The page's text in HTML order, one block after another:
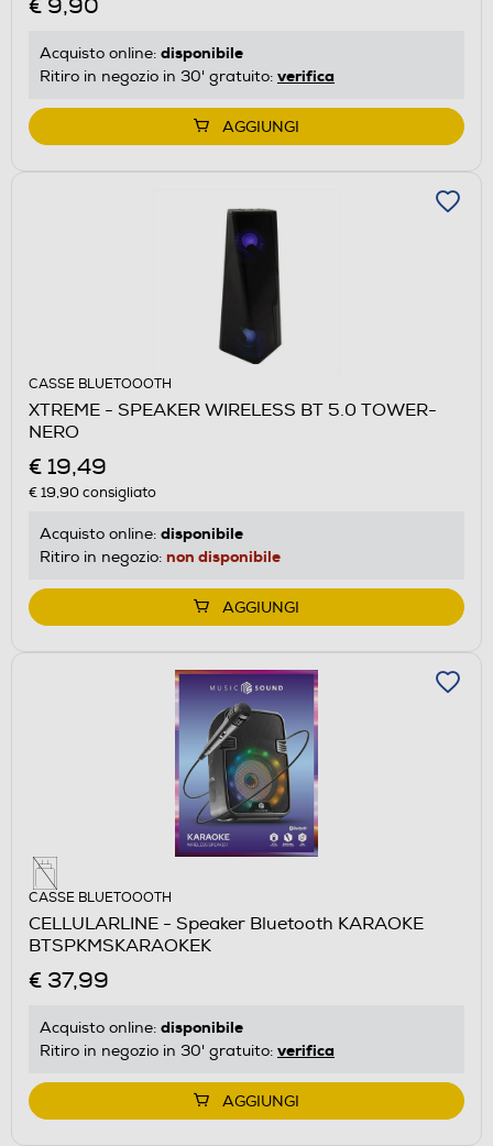
€ 9,90
Acquisto online: disponibile
Ritiro in negozio in 30' gratuito: verifica
AGGIUNGI
CASSE BLUETOOOTH
XTREME - SPEAKER WIRELESS BT 5.0 TOWER-
NERO
€ 19,49
€ 19,90consigliato
Acquisto online: disponibile
Ritiro in negozio: non disponibile
AGGIUNGI
CASSE BLUETOOOTH
CELLULARLINE - Speaker Bluetooth KARAOKE
BTSPKMSKARAOKEK
€ 37,99
Acquisto online: disponibile
Ritiro in negozio in 30' gratuito: verifica
AGGIUNGI